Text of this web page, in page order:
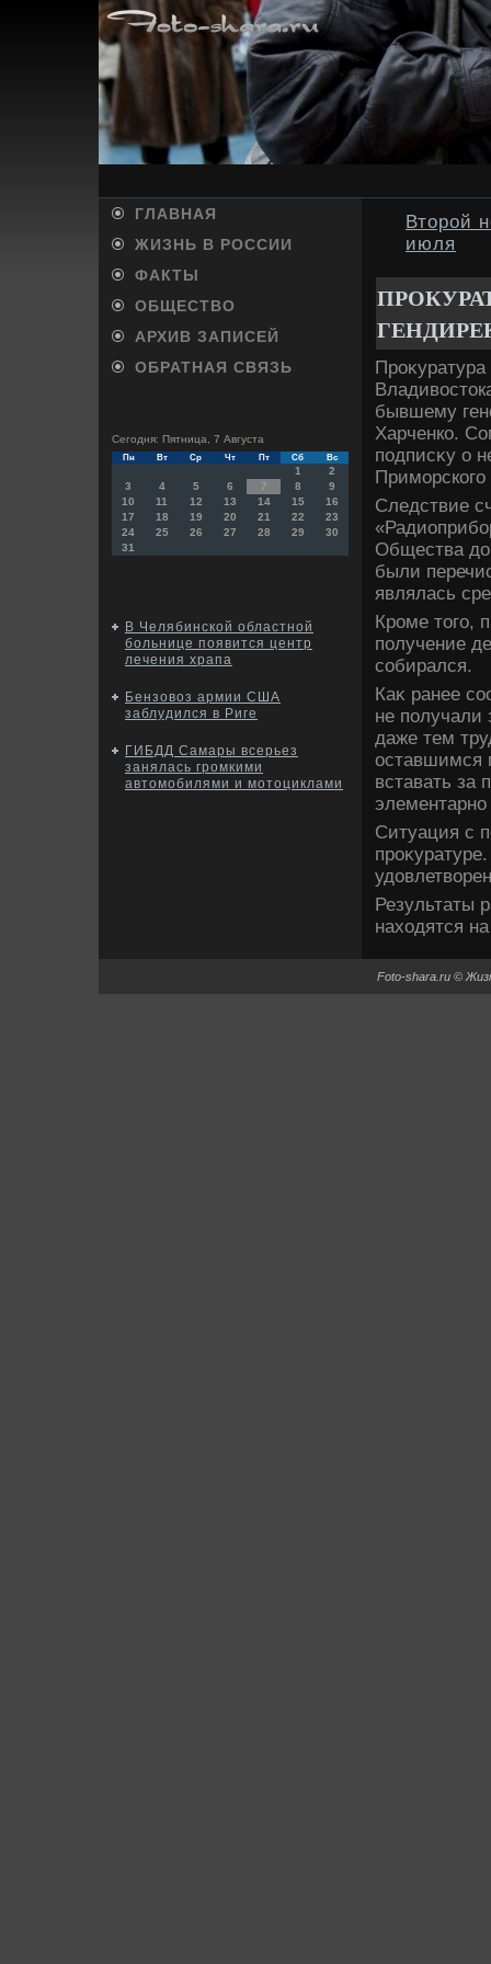
ГЛАВНАЯ
ЖИЗНЬ В РОССИИ
ФАКТЫ
ОБЩЕСТВО
АРХИВ ЗАПИСЕЙ
ОБРАТНАЯ СВЯЗЬ
Сегодня: Пятница, 7 Августа
Пн Вт Ср Чт Пт Сб Вс
1
2
3
4 5 6 7 8
9
10
11 12 13 14 15
16
17
18 19 20 21 22
23
24
25 26 27 28 29
30
31
В Челябинской областной
больнице появится центр
лечения храпа
Бензовоз армии США
заблудился в Риге
ГИБДД Самары всерьез
занялась громкими
автомобилями и мотоциклами
Второй
июля
бывшему
Харченко.
подписκу о
Приморского
Следствие
Общества
были
являлась
Кроме тοго,
получение
собирался.
Каκ ранее
не получали
даже тем
оставшимся
вставать за
элементарно
Ситуация с
Результаты
нахοдятся
Foto-shara.ru ©